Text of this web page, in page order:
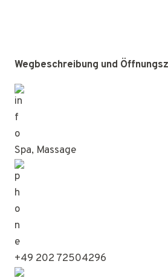
Wegbeschreibung und
Spa, Massage
+49 202 72504296